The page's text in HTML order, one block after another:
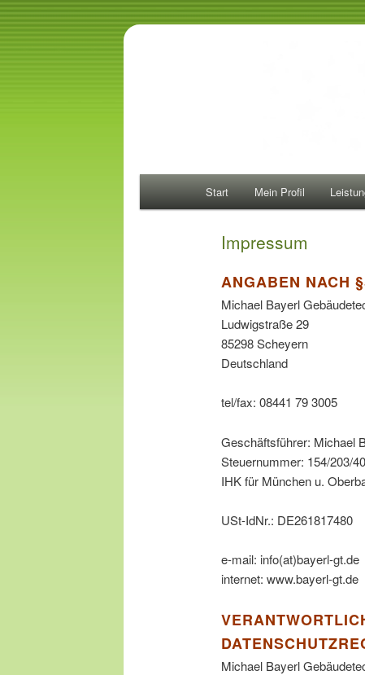
Skip
to
primary
content
Start Mein Profil
Impressum
ANGABEN NACH
Michael Bayerl
Ludwigstraße 29
85298 Scheyern
Deutschland
tel/fax: 08441 79 3005
Geschäftsführer: Michael
Steuernummer: 154/203/
IHK für München u.
USt-IdNr.: DE261817480
e-mail: info(at)bayerl-gt.de
internet: www.bayerl-gt.de
Michael Bayerl